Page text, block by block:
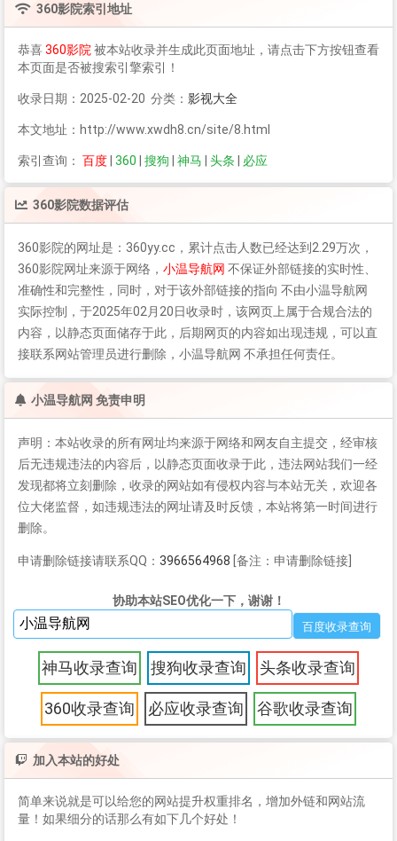
360影院索引地址
恭喜360影院 被本站收录并生成此页面地址，请点击下方按钮查看
本页面是否被搜索引擎索引！
收录日期：2025-02-20 分类： 影视大全
本文地址：http://www.xwdh8.cn/site/8.html
索引查询： 百度 360 搜狗 神马 头条 必应
360影院数据评估
360影院的网址是：360yy.cc，累计点击人数已经达到2.29万次，
360影院网址来源于网络， 小温导航网 不保证外部链接的实时性、
准确性和完整性，同时，对于该外部链接的指向 不由小温导航网
实际控制，于2025年02月20日收录时，该网页上属于合规合法的
内容，以静态页面储存于此，后期网页的内容如出现违规，可以直
接联系网站管理员进行删除，小温导航网 不承担任何责任。
小温导航网 免责申明
声明：本站收录的所有网址均来源于网络和网友自主提交，经审核
后无违规违法的内容后，以静态页面收录于此，违法网站我们一经
发现都将立刻删除，收录的网站如有侵权内容与本站无关，欢迎各
位大佬监督，如违规违法的网址请及时反馈，本站将第一时间进行
删除。
申请删除链接请联系QQ： 3966564968 [备注：申请删除链接]
协助本站SEO优化一下，谢谢！
神马收录查询 搜狗收录查询 头条收录查询
360收录查询 必应收录查询 谷歌收录查询
加入本站的好处
简单来说就是可以给您的网站提升权重排名，增加外链和网站流
量！如果细分的话那么有如下几个好处！